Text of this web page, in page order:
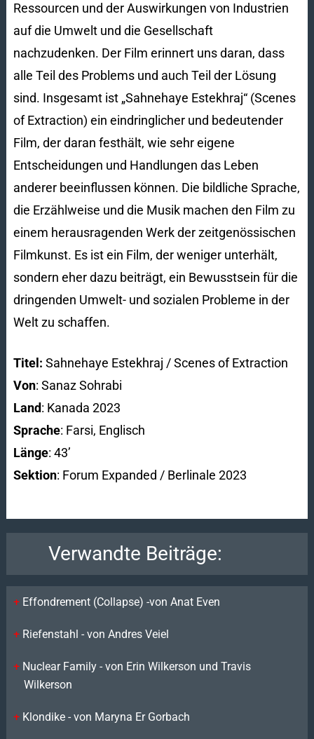
Ressourcen und der Auswirkungen von Industrien
auf die Umwelt und die Gesellschaft
nachzudenken. Der Film erinnert uns daran, dass
alle Teil des Problems und auch Teil der Lösung
sind. Insgesamt ist „Sahnehaye Estekhraj“ (Scenes
of Extraction) ein eindringlicher und bedeutender
Film, der daran festhält, wie sehr eigene
Entscheidungen und Handlungen das Leben
anderer beeinflussen können. Die bildliche Sprache,
die Erzählweise und die Musik machen den Film zu
einem herausragenden Werk der zeitgenössischen
Filmkunst. Es ist ein Film, der weniger unterhält,
sondern eher dazu beiträgt, ein Bewusstsein für die
dringenden Umwelt- und sozialen Probleme in der
Welt zu schaffen.
Titel: Sahnehaye Estekhraj / Scenes of Extraction
Von: Sanaz Sohrabi
Land: Kanada 2023
Sprache: Farsi, Englisch
Länge: 43’
Sektion: Forum Expanded / Berlinale 2023
Verwandte Beiträge:
Effondrement (Collapse) -von Anat Even
Riefenstahl - von Andres Veiel
Nuclear Family - von Erin Wilkerson und Travis
Wilkerson
Klondike - von Maryna Er Gorbach